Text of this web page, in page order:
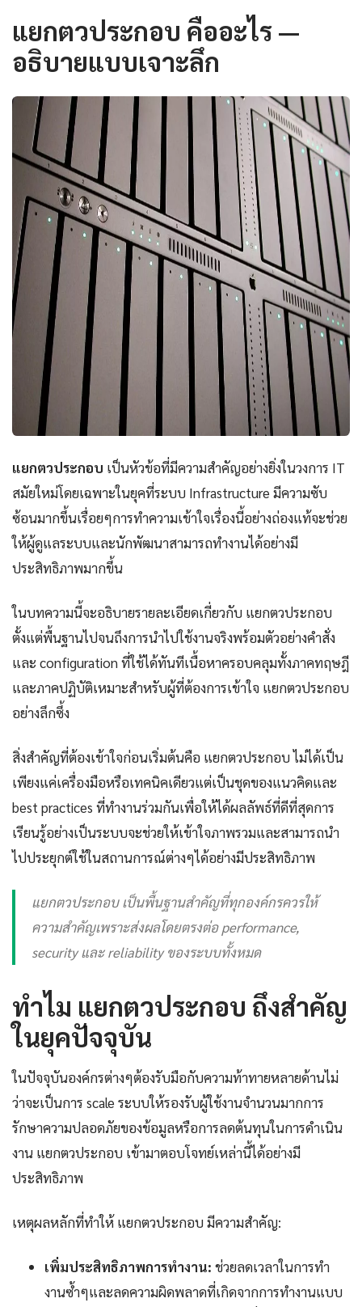
แยกตวประกอบ คืออะไร —
อธิบายแบบเจาะลึก
แยกตวประกอบ เป็นหัวข้อที่มีความสำคัญอย่างยิ่งในวงการ IT
สมัยใหม่โดยเฉพาะในยุคที่ระบบ Infrastructure มีความซับ
ซ้อนมากขึ้นเรื่อยๆการทำความเข้าใจเรื่องนี้อย่างถ่องแท้จะช่วย
ให้ผู้ดูแลระบบและนักพัฒนาสามารถทำงานได้อย่างมี
ประสิทธิภาพมากขึ้น
ในบทความนี้จะอธิบายรายละเอียดเกี่ยวกับ แยกตวประกอบ
ตั้งแต่พื้นฐานไปจนถึงการนำไปใช้งานจริงพร้อมตัวอย่างคำสั่ง
และ configuration ที่ใช้ได้ทันทีเนื้อหาครอบคลุมทั้งภาคทฤษฎี
และภาคปฏิบัติเหมาะสำหรับผู้ที่ต้องการเข้าใจ แยกตวประกอบ
อย่างลึกซึ้ง
สิ่งสำคัญที่ต้องเข้าใจก่อนเริ่มต้นคือ แยกตวประกอบ ไม่ได้เป็น
เพียงแค่เครื่องมือหรือเทคนิคเดียวแต่เป็นชุดของแนวคิดและ
best practices ที่ทำงานร่วมกันเพื่อให้ได้ผลลัพธ์ที่ดีที่สุดการ
เรียนรู้อย่างเป็นระบบจะช่วยให้เข้าใจภาพรวมและสามารถนำ
ไปประยุกต์ใช้ในสถานการณ์ต่างๆได้อย่างมีประสิทธิภาพ
แยกตวประกอบ เป็นพื้นฐานสำคัญที่ทุกองค์กรควรให้
ความสำคัญเพราะส่งผลโดยตรงต่อ performance,
security และ reliability ของระบบทั้งหมด
ทำไม แยกตวประกอบ ถึงสำคัญ
ในยุคปัจจุบัน
ในปัจจุบันองค์กรต่างๆต้องรับมือกับความท้าทายหลายด้านไม่
ว่าจะเป็นการ scale ระบบให้รองรับผู้ใช้งานจำนวนมากการ
รักษาความปลอดภัยของข้อมูลหรือการลดต้นทุนในการดำเนิน
งาน แยกตวประกอบ เข้ามาตอบโจทย์เหล่านี้ได้อย่างมี
ประสิทธิภาพ
เหตุผลหลักที่ทำให้ แยกตวประกอบ มีความสำคัญ:
เพิ่มประสิทธิภาพการทำงาน: ช่วยลดเวลาในการทำ
งานซ้ำๆและลดความผิดพลาดที่เกิดจากการทำงานแบบ